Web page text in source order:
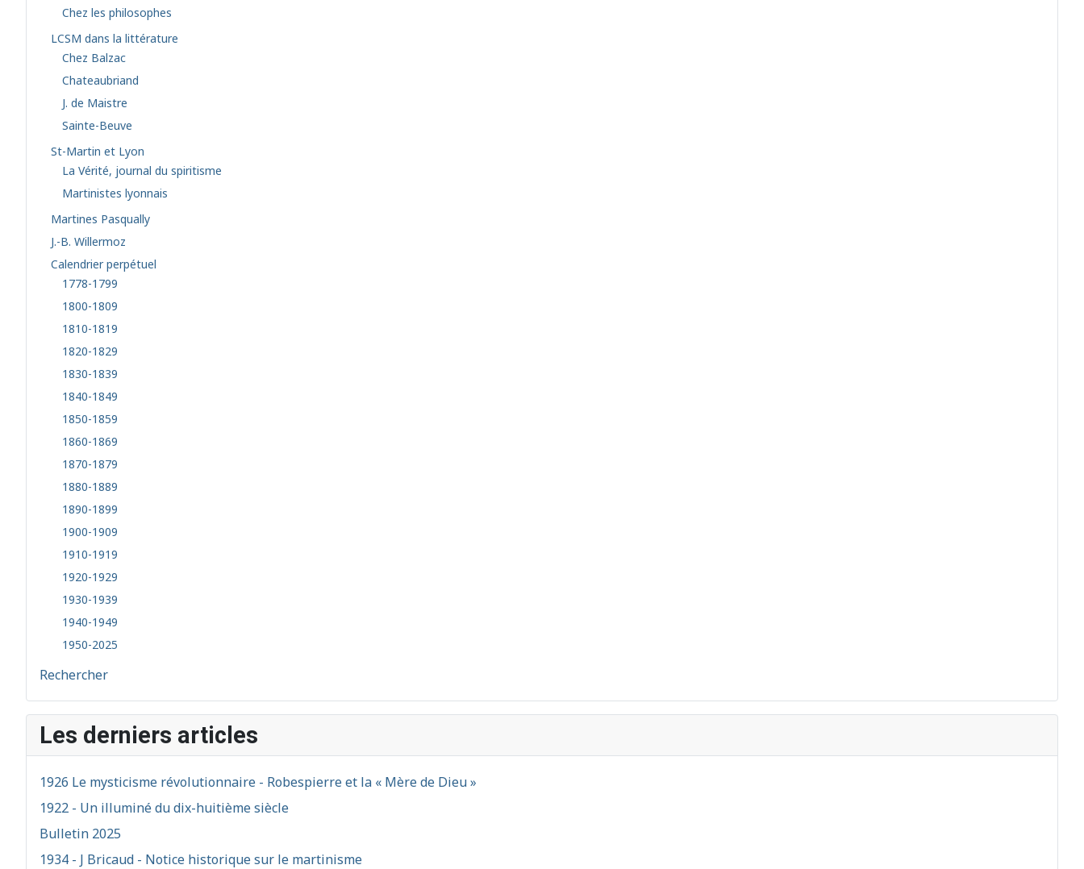
Chez les philosophes
LCSM dans la littérature
Chez Balzac
Chateaubriand
J. de Maistre
Sainte-Beuve
St-Martin et Lyon
La Vérité, journal du spiritisme
Martinistes lyonnais
Martines Pasqually
J.-B. Willermoz
Calendrier perpétuel
1778-1799
1800-1809
1810-1819
1820-1829
1830-1839
1840-1849
1850-1859
1860-1869
1870-1879
1880-1889
1890-1899
1900-1909
1910-1919
1920-1929
1930-1939
1940-1949
1950-2025
Rechercher
Les derniers articles
1926 Le mysticisme révolutionnaire - Robespierre et la « Mère de Dieu »
1922 - Un illuminé du dix-huitième siècle
Bulletin 2025
1934 - J Bricaud - Notice historique sur le martinisme